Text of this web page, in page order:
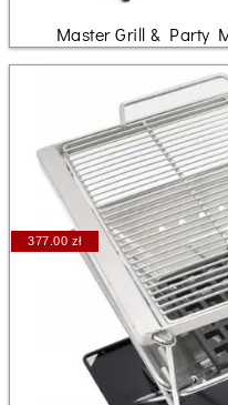
Master Grill & Party
377.00 zł